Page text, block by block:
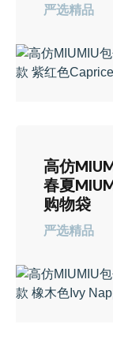
严选精品
高仿
春夏
购物袋
严选精品